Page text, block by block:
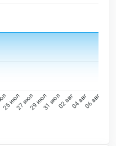
25 июл27 июл29 июл31 июл02 авг04 авг06 авг